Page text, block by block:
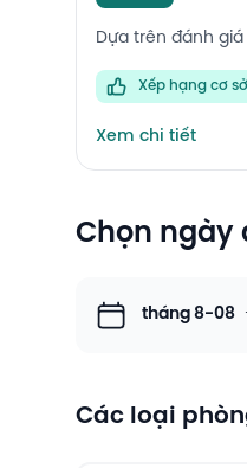
Dựa trên đánh
Xếp hạng cơ
Xem chi tiết
Chọn ngày
tháng 8-08
Các loại